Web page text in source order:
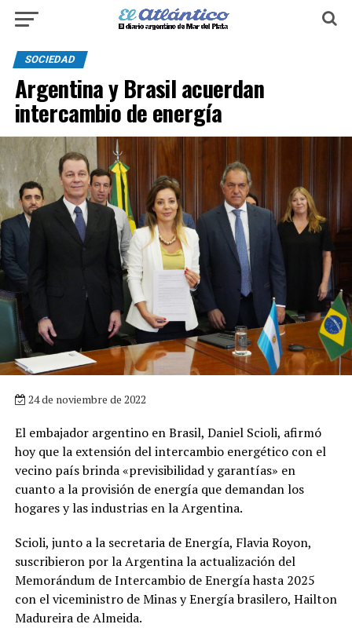
SOCIEDAD
Argentina y Brasil acuerdan
intercambio de energía
24 de noviembre de 2022
El embajador argentino en Brasil, Daniel Scioli, afirmó
hoy que la extensión del intercambio energético con el
vecino país brinda «previsibilidad y garantías» en
cuanto a la provisión de energía que demandan los
hogares y las industrias en la Argentina.
Scioli, junto a la secretaria de Energía, Flavia Royon,
suscribieron por la Argentina la actualización del
Memorándum de Intercambio de Energía hasta 2025
con el viceministro de Minas y Energía brasilero, Hailton
Madureira de Almeida.